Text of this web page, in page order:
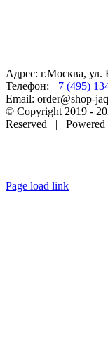
Адрес: г.Москва, ул.
Телефон: +7 (495)
Email: order@shop-
© Copyright 2019 -
Reserved | Powered
Page load link